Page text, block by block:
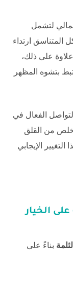
لتشمل
ارتداء
على ذلك،
بتشوه المظهر
الفعال في
من القلق
الإيجابي
الخيار
بناءً على